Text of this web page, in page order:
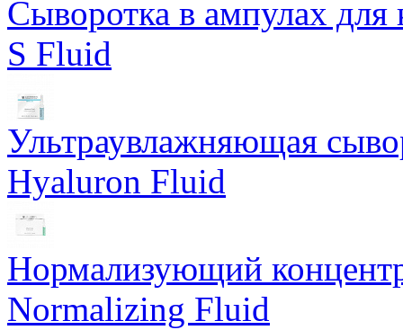
Сыворотка в ампулах для
S Fluid
Ультраувлажняющая
Hyaluron Fluid
Нормализующий
Normalizing Fluid